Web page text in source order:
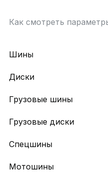
Как смотреть
Шины
Диски
Грузовые шины
Грузовые диски
Спецшины
Мотошины